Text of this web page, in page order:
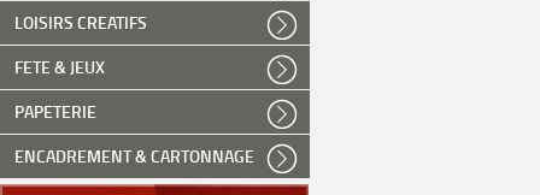
LOISIRS CREATIFS
FETE & JEUX
PAPETERIE
ENCADREMENT & CARTONNAGE